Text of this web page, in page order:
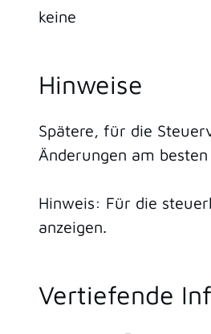
keine
Hinweise
Spätere, für die
Änderungen am
Hinweis: Für die
anzeigen.
Vertiefende